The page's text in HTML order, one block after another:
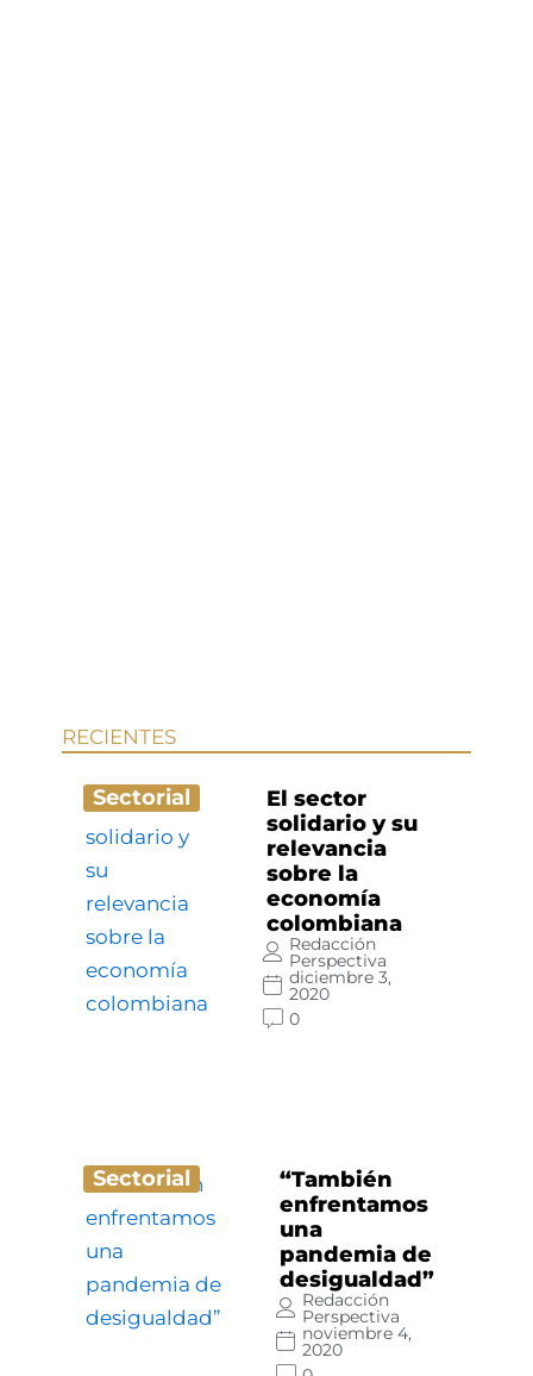
RECIENTES
Sectorial
El sector
solidario y su
relevancia
sobre la
economía
colombiana
Redacción
Perspectiva
diciembre 3,
2020
0
Sectorial
“También
enfrentamos
una
pandemia de
desigualdad”
Redacción
Perspectiva
noviembre 4,
2020